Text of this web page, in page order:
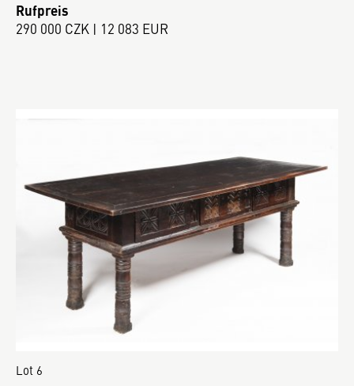
Rufpreis
290 000 CZK | 12 083 EUR
Lot 6